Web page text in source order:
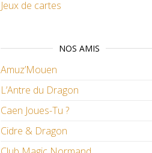
Jeux de cartes
NOS AMIS
Amuz’Mouen
L’Antre du Dragon
Caen Joues-Tu ?
Cidre & Dragon